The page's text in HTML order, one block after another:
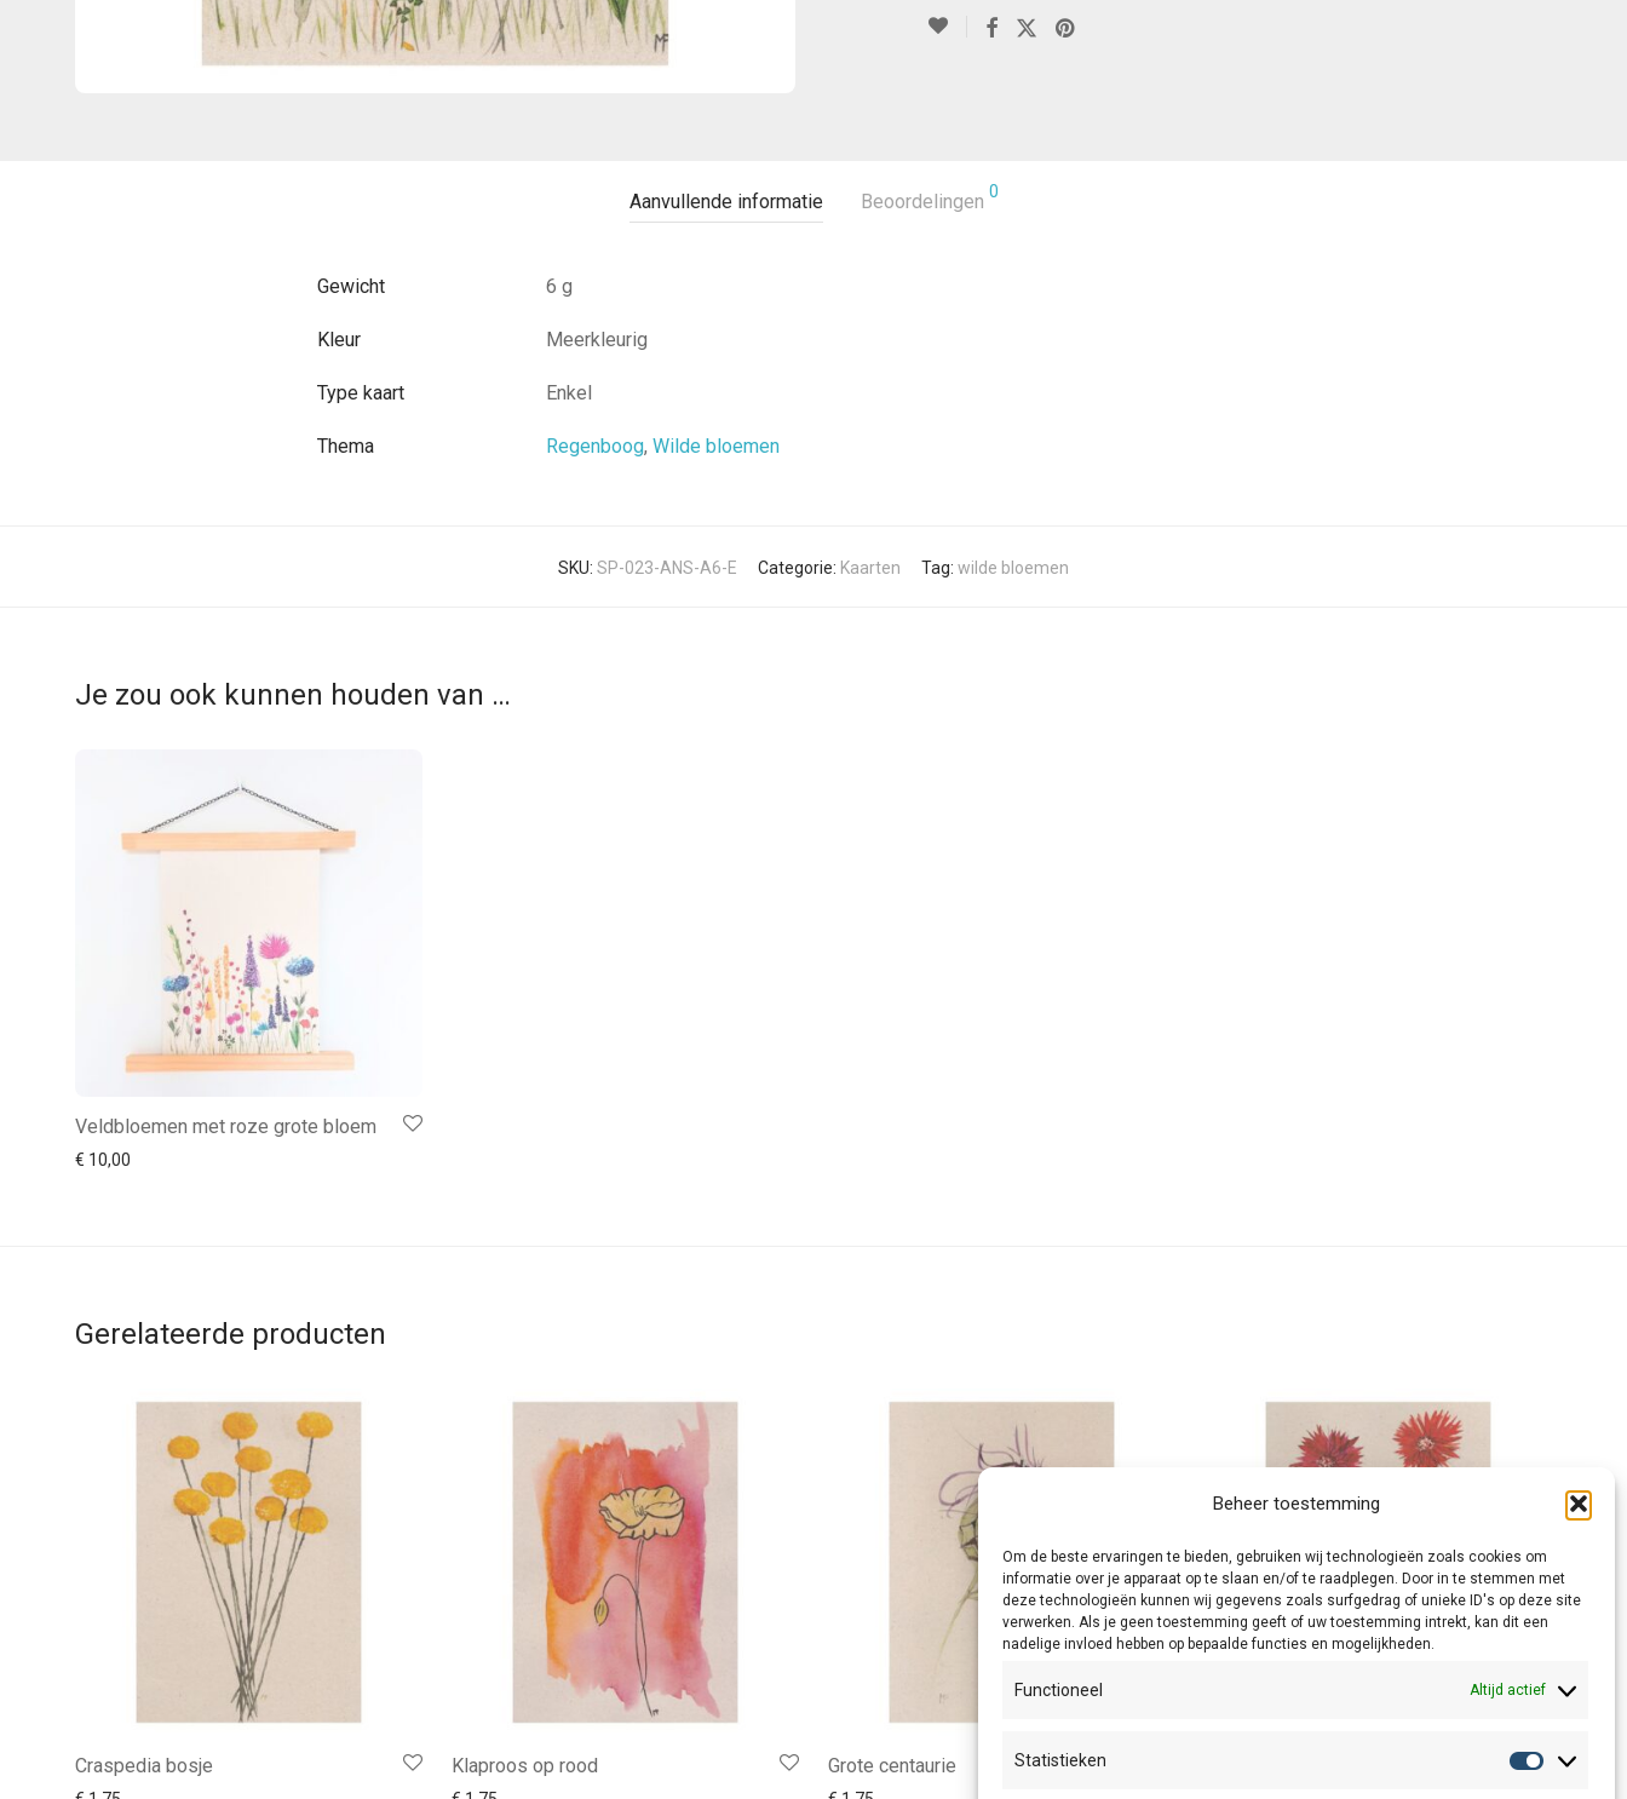
Beheer toestemming
Om de beste ervaringen te bieden, gebruiken wij technologieën zoals cookies om
informatie over je apparaat op te slaan en/of te raadplegen. Door in te stemmen met
deze technologieën kunnen wij gegevens zoals surfgedrag of unieke ID's op deze site
verwerken. Als je geen toestemming geeft of uw toestemming intrekt, kan dit een
nadelige invloed hebben op bepaalde functies en mogelijkheden.
Functioneel Altijd actief
Statistieken
Aanvullende informatie Beoordelingen 0
Gewicht 6 g
Kleur Meerkleurig
Type kaart Enkel
Thema Regenboog, Wilde bloemen
SKU: SP-023-ANS-A6-E Categorie: Kaarten Tag: wilde bloemen
Je zou ook kunnen houden van …
Veldbloemen met roze grote bloem
€ 10,00
Gerelateerde producten
Craspedia bosje Klaproos op rood Grote centaurie